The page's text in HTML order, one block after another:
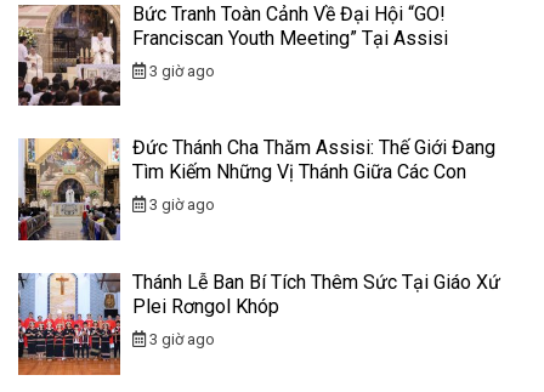
Bức Tranh Toàn Cảnh Về Đại Hội “GO!
Franciscan Youth Meeting” Tại Assisi
3 giờ ago
Đức Thánh Cha Thăm Assisi: Thế Giới Đang
Tìm Kiếm Những Vị Thánh Giữa Các Con
3 giờ ago
Thánh Lễ Ban Bí Tích Thêm Sức Tại Giáo Xứ
Plei Rơngol Khóp
3 giờ ago